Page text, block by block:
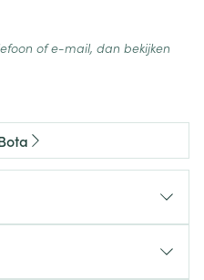
of e-mail, dan bekijken